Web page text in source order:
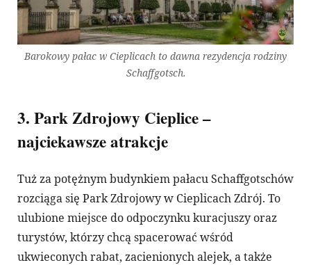
Barokowy pałac w Cieplicach to dawna rezydencja rodziny
Schaffgotsch.
3. Park Zdrojowy Cieplice –
najciekawsze atrakcje
Tuż za potężnym budynkiem pałacu Schaffgotschów
rozciąga się Park Zdrojowy w Cieplicach Zdrój. To
ulubione miejsce do odpoczynku kuracjuszy oraz
turystów, którzy chcą spacerować wśród
ukwieconych rabat, zacienionych alejek, a także